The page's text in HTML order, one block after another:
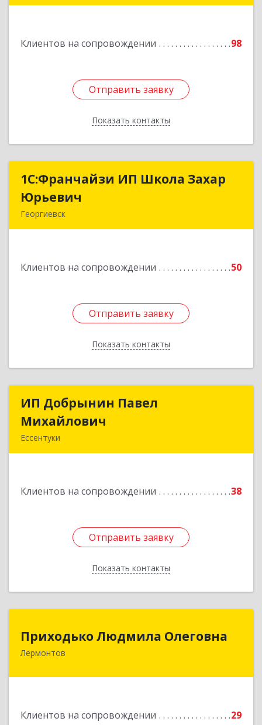
Клиентов на сопровождении 98
Отправить заявку
Показать контакты
Отправить заявку
Назад
1С:Франчайзи ИП Школа Захар
Юрьевич
Георгиевск
Клиентов на сопровождении 50
Отправить заявку
Показать контакты
1С:Франчайзи ИП Школа Захар
Отправить заявку
Назад
ИП Добрынин Павел
Михайлович
Ессентуки
Клиентов на сопровождении 38
Отправить заявку
Показать контакты
ИП Добрынин Павел
Отправить заявку
Назад
Приходько Людмила Олеговна
Лермонтов
Клиентов на сопровождении 29
357341, Лермонтов г, П.Лумумбы ул, дом №